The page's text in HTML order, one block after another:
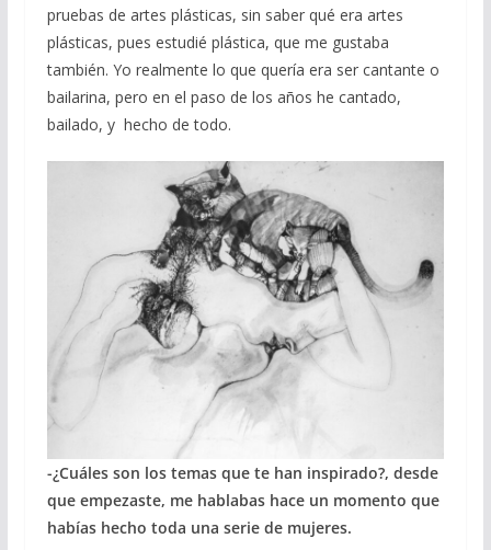
pruebas de artes plásticas, sin saber qué era artes
plásticas, pues estudié plástica, que me gustaba
también. Yo realmente lo que quería era ser cantante o
bailarina, pero en el paso de los años he cantado,
bailado, y hecho de todo.
-¿Cuáles son los temas que te han inspirado?, desde
que empezaste, me hablabas hace un momento que
habías hecho toda una serie de mujeres.